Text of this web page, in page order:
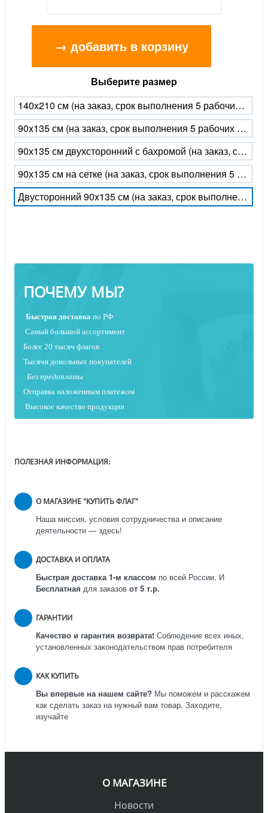
→ добавить в корзину
Выберите размер
140x210 см (на заказ, срок выполнения 5 рабочих дней)
90x135 см (на заказ, срок выполнения 5 рабочих дней)
90х135 см двухсторонний с бахромой (на заказ, срок выполнения 5 рабочих дней)
90х135 см на сетке (на заказ, срок выполнения 5 рабочих дней)
Двусторонний 90x135 см (на заказ, срок выполнения 5 рабочих дней)
ПОЧЕМУ МЫ?
Быстрая доставка по РФ
Самый большой ассортимент
Более 20 тысяч флагов
Тысячи довольных покупателей
Без предоплаты
Отправка наложенным платежом
Высокое качество продукции
ПОЛЕЗНАЯ ИНФОРМАЦИЯ:
О МАГАЗИНЕ "КУПИТЬ ФЛАГ"
Наша миссия, условия сотрудничества и описание
деятельности — здесь!
ДОСТАВКА И ОПЛАТА
Быстрая доставка 1-м классом по всей России. И
Бесплатная для заказов от 5 т.р.
ГАРАНТИИ
Качество и гарантия возврата! Соблюдение всех иных,
установленных законодательством прав потребителя
КАК КУПИТЬ
Вы впервые на нашем сайте? Мы поможем и расскажем
как сделать заказ на нужный вам товар. Заходите,
изучайте
О МАГАЗИНЕ
Новости